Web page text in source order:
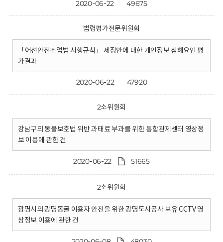
2020-06-22 49675
법령평가전문위원회
「어선안전조업법 시행규칙」 제정안에 대한 개인정보 침해요인 평
가결과
2020-06-22 47920
2소위원회
강남구의 동물보호법 위반 과태료 부과를 위한 통합관제센터 영상정
보 이용에 관한 건
2020-06-22 51665
2소위원회
광명시의 광명동굴 이용자 안전을 위한 광명도시공사 보유 CCTV 영
상정보 이용에 관한 건